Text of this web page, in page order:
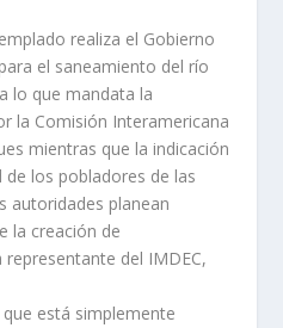
realiza el Gobierno
el saneamiento del río
lo que mandata la
la Comisión Interamericana
mientras que la indicación
de los pobladores de las
autoridades planean
la creación de
del IMDEC,
está simplemente